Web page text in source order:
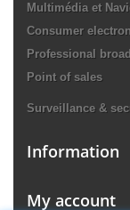
Multimédia et
Consumer
Professional
Point of sales
Surveillance &
Information
My account